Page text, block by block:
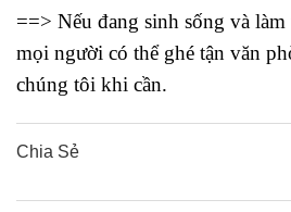
==> Nếu đang sinh sống và
mọi người có thể ghé tận văn
chúng tôi khi cần.
Chia Sẻ